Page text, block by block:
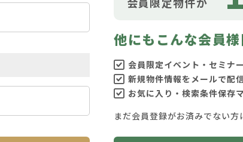
他にもこんな会員
会員限定イベント・セミナ
新規物件情報をメールで配
お気に入り・検索条件保存
まだ会員登録がお済みでない方